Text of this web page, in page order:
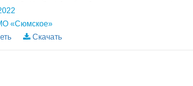
«Сюмское»
Скачать